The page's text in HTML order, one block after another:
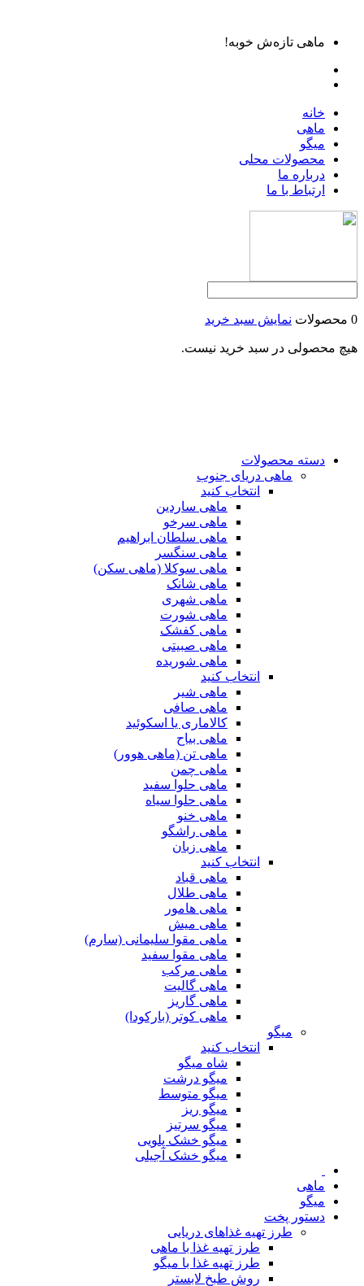
ماهی تازه‌ش خوبه!
خانه
ماهی
میگو
محصولات محلی
درباره ما
ارتباط با ما
0 محصولات نمایش سبد خرید
هیچ محصولی در سبد خرید نیست.
دسته محصولات
ماهی دریای جنوب
انتخاب کنید
ماهی ساردین
ماهی سرخو
ماهی سلطان ابراهیم
ماهی سنگسر
ماهی سوکلا (ماهی سکن)
ماهی شانک
ماهی شهری
ماهی شورت
ماهی کفشک
ماهی صبیتی
ماهی شوریده
انتخاب کنید
ماهی شیر
ماهی صافی
کالاماری یا اسکوئید
ماهی بیاح
ماهی تن (ماهی هوور)
ماهی چمن
ماهی حلوا سفید
ماهی حلوا سیاه
ماهی خنو
ماهی راشگو
ماهی زبان
انتخاب کنید
ماهی قباد
ماهی طلال
ماهی هامور
ماهی میش
ماهی مقوا سلیمانی (سارم)
ماهی مقوا سفید
ماهی مرکب
ماهی گالیت
ماهی گاریز
ماهی کوتر (بارکودا)
میگو
انتخاب کنید
شاه میگو
میگو درشت
میگو متوسط
میگو ریز
میگو سرتیز
میگو خشک پلویی
میگو خشک آجیلی
ماهی
میگو
دستور پخت
طرز تهیه غذاهای دریایی
طرز تهیه غذا با ماهی
طرز تهیه غذا با میگو
روش طبخ لابستر